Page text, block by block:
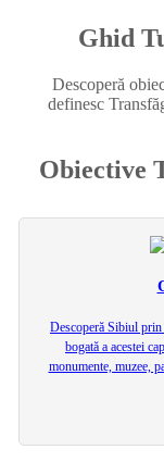
Ghid
Descoperă
definesc
Obiective
Descoperă Sibiul
bogată a acestei
monumente, muzee,